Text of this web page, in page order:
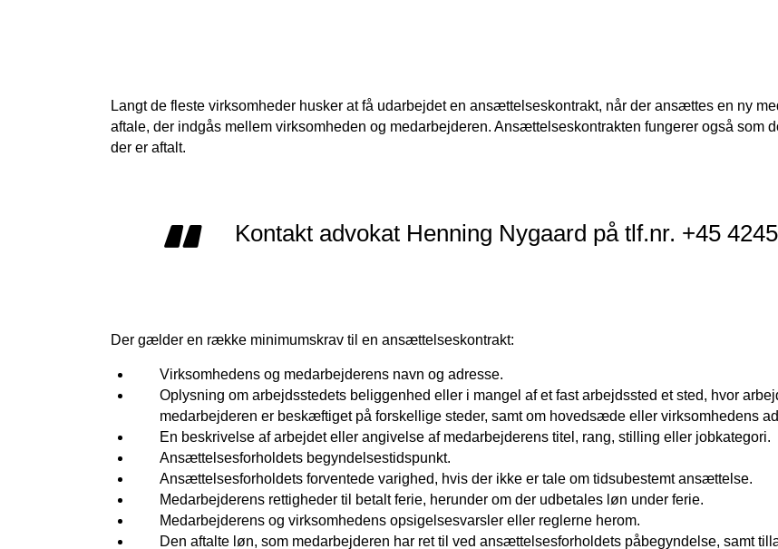
Langt de fleste virksomheder husker at få udarbejdet en ansættelseskontrakt, når der ansættes en ny
aftale, der indgås mellem virksomheden og medarbejderen. Ansættelseskontrakten fungerer også som
der er aftalt.
Kontakt advokat Henning Nygaard på tlf.nr. +45
Der gælder en række minimumskrav til en ansættelseskontrakt:
Virksomhedens og medarbejderens navn og adresse.
Oplysning om arbejdsstedets beliggenhed eller i mangel af et fast arbejdssted et sted, hvor
medarbejderen er beskæftiget på forskellige steder, samt om hovedsæde eller virksomhedens
En beskrivelse af arbejdet eller angivelse af medarbejderens titel, rang, stilling eller jobkategori.
Ansættelsesforholdets begyndelsestidspunkt.
Ansættelsesforholdets forventede varighed, hvis der ikke er tale om tidsubestemt ansættelse.
Medarbejderens rettigheder til betalt ferie, herunder om der udbetales løn under ferie.
Medarbejderens og virksomhedens opsigelsesvarsler eller reglerne herom.
Den aftalte løn, som medarbejderen har ret til ved ansættelsesforholdets påbegyndelse, samt